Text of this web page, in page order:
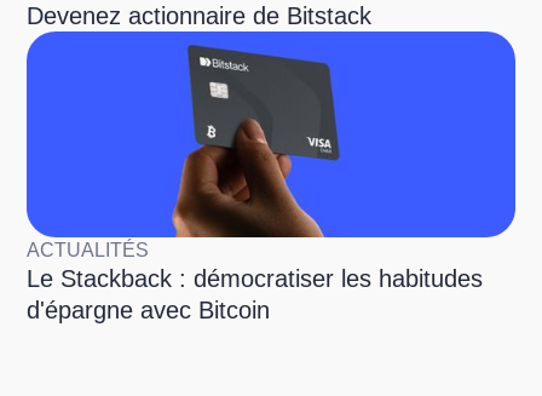
Devenez actionnaire de Bitstack
ACTUALITÉS
Le Stackback : démocratiser les habitudes
d'épargne avec Bitcoin